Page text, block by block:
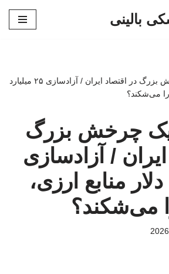
بالینی
پیش‌بینی یک چرخش بزرگ در اقتصاد ایران / آزادسازی ۲۵ میلیارد
را می‌شکند؟
یک چرخش بزرگ
/ آزادسازی
دلار منابع ارزی،
می‌شکند؟